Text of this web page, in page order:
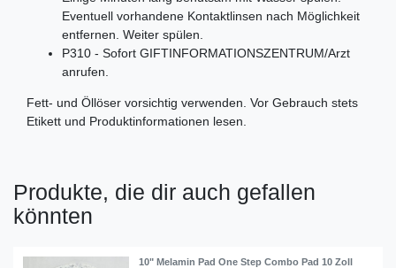
Eventuell vorhandene Kontaktlinsen nach Möglichkeit
entfernen. Weiter spülen.
P310 - Sofort GIFTINFORMATIONSZENTRUM/Arzt
anrufen.
Fett- und Öllöser vorsichtig verwenden. Vor Gebrauch stets
Etikett und Produktinformationen lesen.
Produkte, die dir auch gefallen
könnten
10" Melamin Pad One Step Combo Pad 10 Zoll